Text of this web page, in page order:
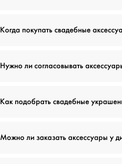
Когда покупать свадебные
Нужно ли согласовывать
Как подобрать свадебные
Можно ли заказать аксессуары у